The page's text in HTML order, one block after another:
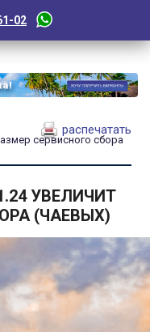
02
сервисного сбора
распечатать
УВЕЛИЧИТ
(ЧАЕВЫХ)